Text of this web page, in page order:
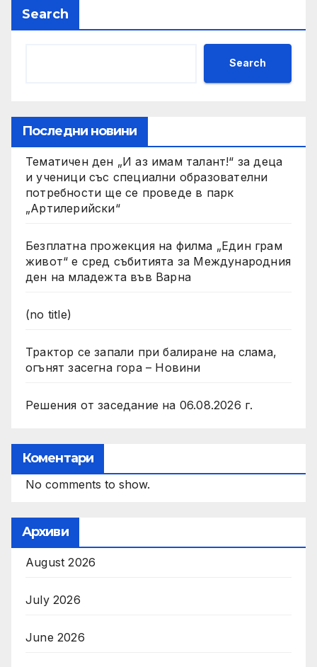
Search
Search
Последни новини
Тематичен ден „И аз имам талант!“ за деца
и ученици със специални образователни
потребности ще се проведе в парк
„Артилерийски“
Безплатна прожекция на филма „Един грам
живот“ е сред събитията за Международния
ден на младежта във Варна
(no title)
Трактор се запали при балиране на слама,
огънят засегна гора – Новини
Решения от заседание на 06.08.2026 г.
Коментари
No comments to show.
Архиви
August 2026
July 2026
June 2026